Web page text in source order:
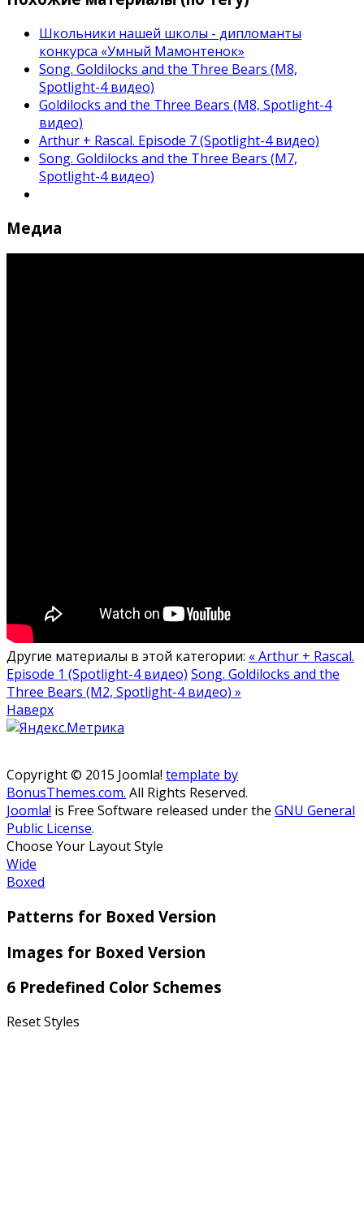
Школьники нашей школы - дипломанты
конкурса «Умный Мамонтенок»
Song. Goldilocks and the Three Bears (M8,
Spotlight-4 видео)
Goldilocks and the Three Bears (M8, Spotlight-4
видео)
Arthur + Rascal. Episode 7 (Spotlight-4 видео)
Song. Goldilocks and the Three Bears (M7,
Spotlight-4 видео)
Медиа
Другие материалы в этой категории: « Arthur + Rascal.
Episode 1 (Spotlight-4 видео) Song. Goldilocks and the
Three Bears (M2, Spotlight-4 видео) »
Наверх
Copyright © 2015 Joomla! template by
BonusThemes.com. All Rights Reserved.
Joomla! is Free Software released under the GNU General
Public License.
Choose Your Layout Style
Wide
Boxed
Patterns for Boxed Version
Images for Boxed Version
6 Predefined Color Schemes
Reset Styles